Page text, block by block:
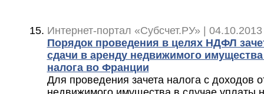
Интернет-портал «Субсчет.РУ» |
Порядок проведения в целях НДФЛ
сдачи в аренду недвижимого
налога во Франции
Для проведения зачета налога с доходов